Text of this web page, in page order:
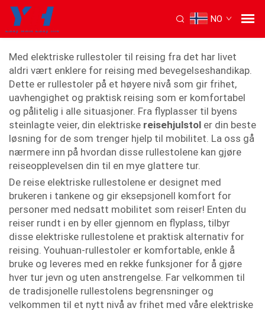
NO
Reiselektrisk rattstol
Med elektriske rullestoler til reising fra det har livet
aldri vært enklere for reising med bevegelseshandikap.
Dette er rullestoler på et høyere nivå som gir frihet,
uavhengighet og praktisk reising som er komfortabel
og pålitelig i alle situasjoner. Fra flyplasser til byens
steinlagte veier, din elektriske reisehjulstol er din beste
løsning for de som trenger hjelp til mobilitet. La oss gå
nærmere inn på hvordan disse rullestolene kan gjøre
reiseopplevelsen din til en mye glattere tur.
De reise elektriske rullestolene er designet med
brukeren i tankene og gir eksepsjonell komfort for
personer med nedsatt mobilitet som reiser! Enten du
reiser rundt i en by eller gjennom en flyplass, tilbyr
disse elektriske rullestolene et praktisk alternativ for
reising. Youhuan-rullestoler er komfortable, enkle å
bruke og leveres med en rekke funksjoner for å gjøre
hver tur jevn og uten anstrengelse. Far velkommen til
de tradisjonelle rullestolens begrensninger og
velkommen til et nytt nivå av frihet med våre elektriske